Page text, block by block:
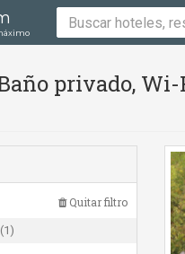
privado,
Quitar filtro
(1)